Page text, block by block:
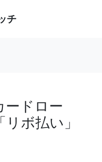
チ
ードロー
ボ払い」